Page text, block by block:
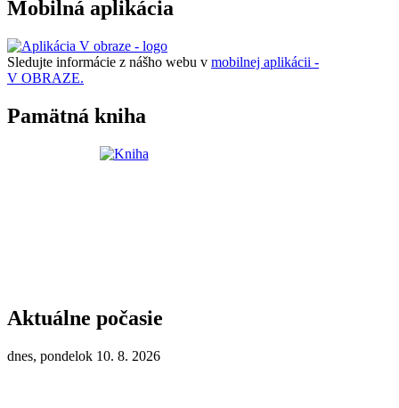
Mobilná aplikácia
Sledujte informácie z nášho webu v mobilnej aplikácii -
V OBRAZE.
Pamätná kniha
Aktuálne počasie
dnes, pondelok 10. 8. 2026